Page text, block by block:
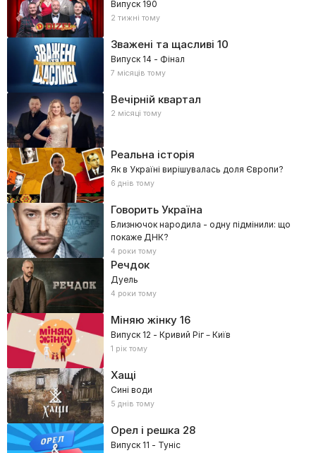
Випуск 190
2 тижні тому
Зважені та щасливі 10
Випуск 14 - Фінал
7 місяців тому
Вечірній квартал
2 місяці тому
Реальна історія
Як в Україні вирішувалась доля Європи?
6 днів тому
Говорить Україна
Близнючок народила - одну підмінили: що
покаже ДНК?
4 роки тому
Речдок
Дуель
4 роки тому
Міняю жінку16
Випуск 12 - Кривий Ріг – Київ
1 рік тому
Хащі
Сині води
5 днів тому
Орел і решка 28
Випуск 11 - Туніс